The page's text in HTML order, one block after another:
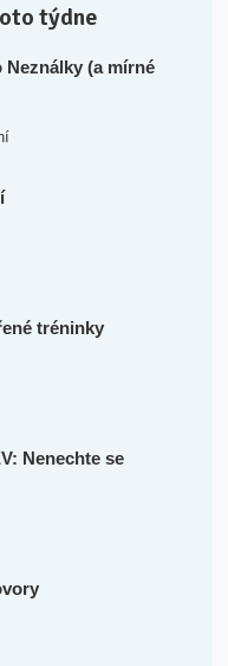
týdne
(a mírné
tréninky
Nenechte se